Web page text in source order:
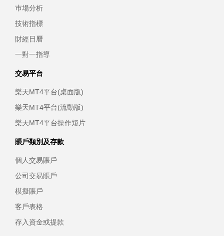
巿場分析
技術指標
財經日曆
一對一指導
交易平台
樂天MT4平台(桌面版)
樂天MT4平台(流動版)
樂天MT4平台操作短片
賬戶類別及存款
個人交易賬戶
公司交易賬戶
模擬賬戶
客戶表格
存入資金或提款